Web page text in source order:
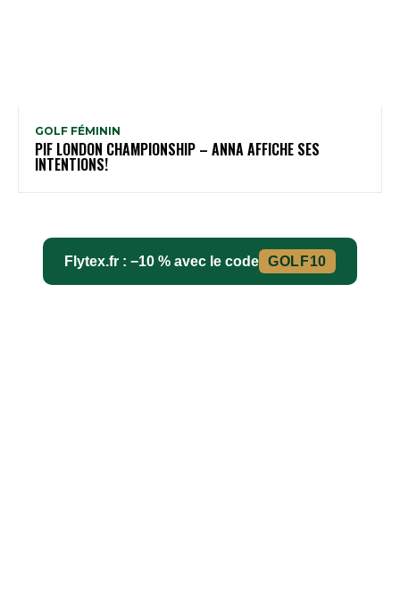
GOLF FÉMININ
PIF LONDON CHAMPIONSHIP – ANNA AFFICHE SES
INTENTIONS!
Flytex.fr : −10 % avec le code GOLF10